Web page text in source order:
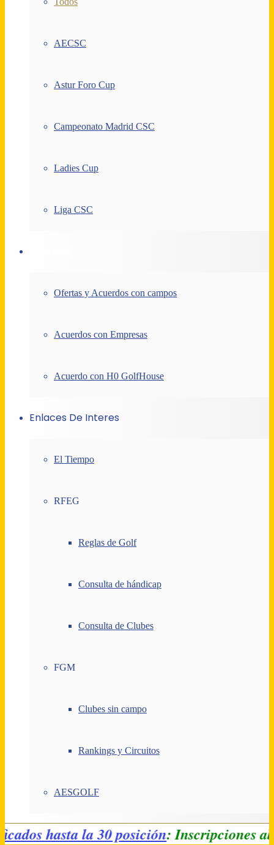
AECSC
Astur Foro Cup
Campeonato Madrid CSC
Ladies Cup
Liga CSC
Ofertas y Acuerdos con campos
Acuerdos con Empresas
Acuerdo con H0 GolfHouse
Enlaces De Interes
El Tiempo
RFEG
Reglas de Golf
Consulta de hándicap
Consulta de Clubes
FGM
Clubes sin campo
Rankings y Circuitos
AESGOLF
hasta la 30 posición: